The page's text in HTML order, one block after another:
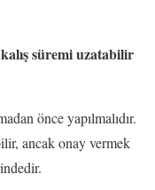
süremi uzatabilir
önce yapılmalıdır.
ancak onay vermek